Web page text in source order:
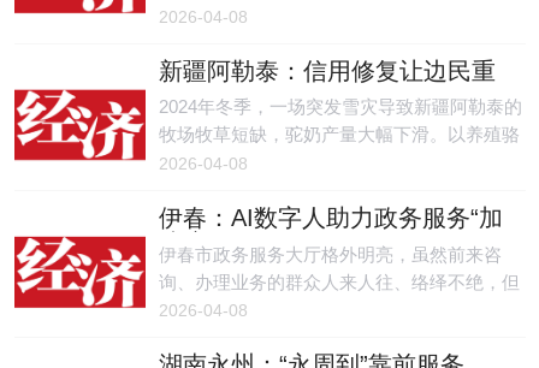
效。
2026-04-08
新疆阿勒泰：信用修复让边民重
获“经济身份证”
2024年冬季，一场突发雪灾导致新疆阿勒泰的
牧场牧草短缺，驼奶产量大幅下滑。以养殖骆
驼为生的哈萨克族牧民海拉提未能按时偿还
后，看着牧场里急需扩充的驼群，海拉提满心
焦急却屡屡碰壁——因不良信用记录，他的贷
款申请一次次被拒，新增奶驼的计划只能搁
置。
2026-04-08
伊春：AI数字人助力政务服务“加
速度”
伊春市政务服务大厅格外明亮，虽然前来咨
询、办理业务的群众人来人往、络绎不绝，但
窗口服务台前却井然有序、安安静静。“我们
2026-04-08